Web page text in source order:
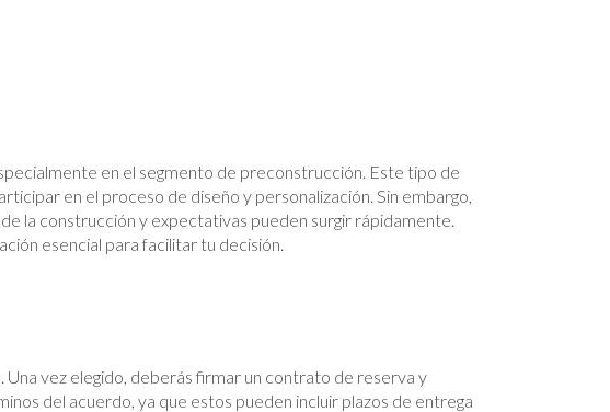
en el segmento de preconstrucción. Este tipo de
en el proceso de diseño y personalización. Sin embargo,
la construcción y expectativas pueden surgir rápidamente.
esencial para facilitar tu decisión.
vez elegido, deberás firmar un contrato de reserva y
del acuerdo, ya que estos pueden incluir plazos de entrega